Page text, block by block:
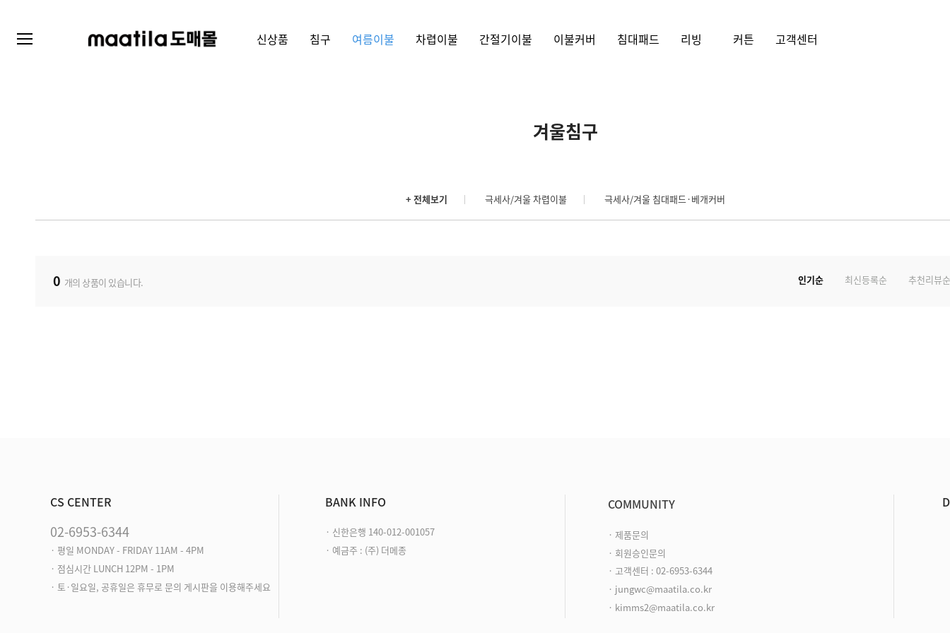
신상품 침구 여름이불 차렵이불 간절기이불 이불커버 침대패드 리빙 커튼 고객센터
겨울침구
+ 전체보기 극세사/겨울 차렵이불 극세사/겨울 침대패드·베개커버
0 개의 상품이 있습니다. 인기순 최신등록순 추천리뷰순
CS CENTER
02-6953-6344
· 평일 MONDAY - FRIDAY 11AM - 4PM
· 점심시간 LUNCH 12PM - 1PM
· 토·일요일, 공휴일은 휴무로 문의 게시판을 이용해주세요
BANK INFO
· 신한은행 140-012-001057
· 예금주 : (주) 더메종
COMMUNITY
· 제품문의
· 회원승인문의
· 고객센터 : 02-6953-6344
· jungwc@maatila.co.kr
· kimms2@maatila.co.kr